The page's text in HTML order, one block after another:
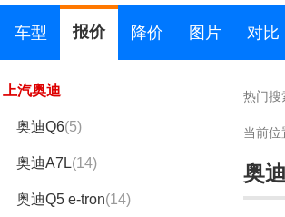
车型 报价 降价 图片 对比
上汽奥迪
奥迪Q6(5)
奥迪A7L(14)
奥迪Q5 e-tron(14)
热门搜
当前位
奥迪